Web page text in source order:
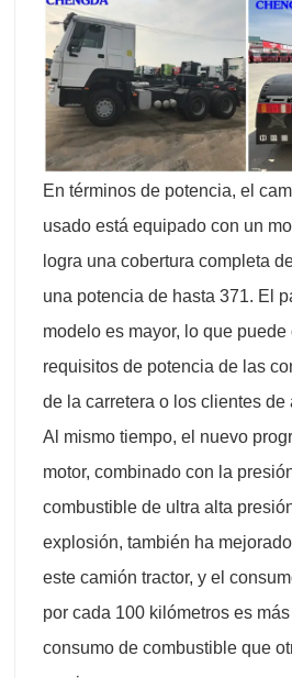
En términos de potencia, el
usado está equipado con un
logra una cobertura completa
una potencia de hasta 371. El
modelo es mayor, lo que
requisitos de potencia de las
de la carretera o los clientes de
Al mismo tiempo, el nuevo
motor, combinado con la
combustible de ultra alta
explosión, también ha
este camión tractor, y el
por cada 100 kilómetros es
consumo de combustible que